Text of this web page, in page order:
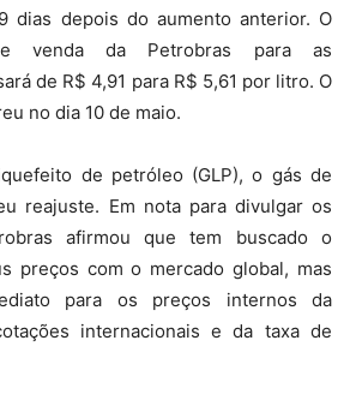
dias depois do aumento anterior. O
venda da Petrobras para as
de R$ 4,91 para R$ 5,61 por litro. O
no dia 10 de maio.
de petróleo (GLP), o gás de
reajuste. Em nota para divulgar os
afirmou que tem buscado o
preços com o mercado global, mas
para os preços internos da
internacionais e da taxa de